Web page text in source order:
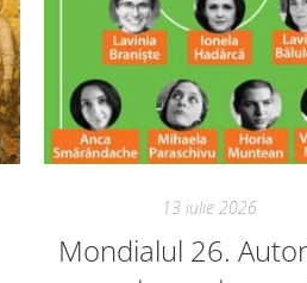
13 iulie 2026
Mondialul 26.